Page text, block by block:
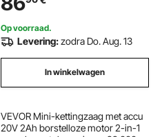
verstelbare steunband
Op voorraad.
Levering:zodra Do. Aug. 13
In winkelwagen
VEVOR Mini-kettingzaag met accu
20V 2Ah borstelloze motor 2-in-1